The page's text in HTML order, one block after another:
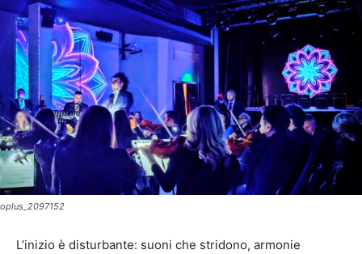
oplus_2097152
L’inizio è disturbante: suoni che stridono, armonie